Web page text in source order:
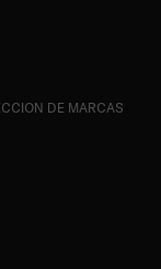
DE MARCAS